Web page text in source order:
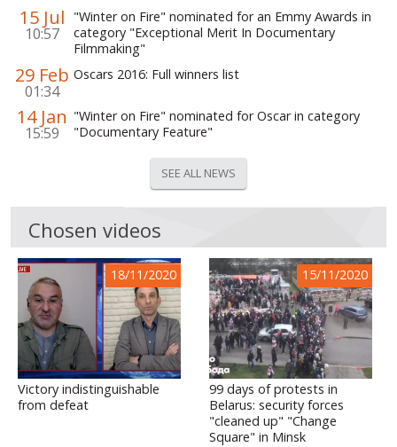
15 Jul
10:57
"Winter on Fire" nominated for an Emmy Awards in
category "Exceptional Merit In Documentary
Filmmaking"
29 Feb
01:34
Oscars 2016: Full winners list
14 Jan
15:59
"Winter on Fire" nominated for Oscar in category
"Documentary Feature"
SEE ALL NEWS
Chosen videos
18/11/2020
Victory indistinguishable
from defeat
15/11/2020
99 days of protests in
Belarus: security forces
"cleaned up" "Change
Square" in Minsk